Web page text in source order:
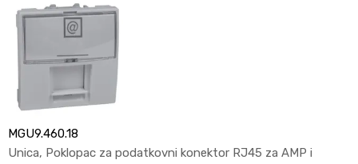
MGU9.460.18
Unica, Poklopac za podatkovni konektor RJ45 za AMP i